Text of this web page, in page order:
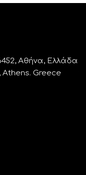
Αθήνα, Ελλάδα
Athens. Greece